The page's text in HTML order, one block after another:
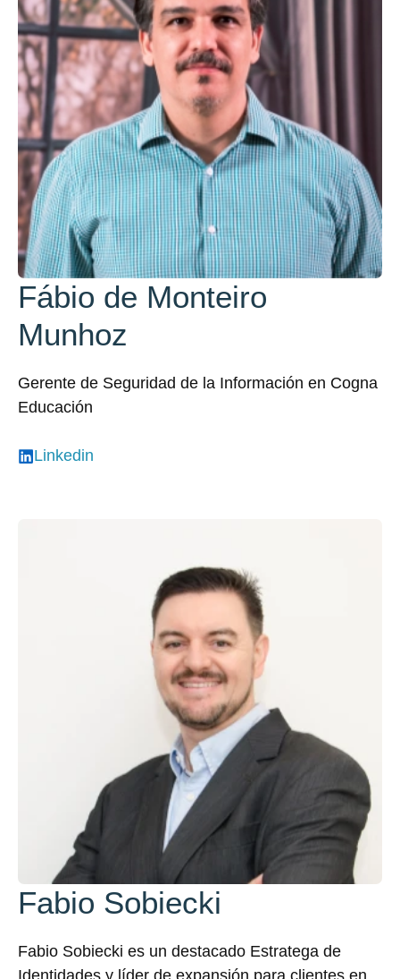
Fábio de Monteiro
Munhoz
Gerente de Seguridad de la Información en Cogna
Educación
Linkedin
Fabio Sobiecki
Fabio Sobiecki es un destacado Estratega de
Identidades y líder de expansión para clientes en